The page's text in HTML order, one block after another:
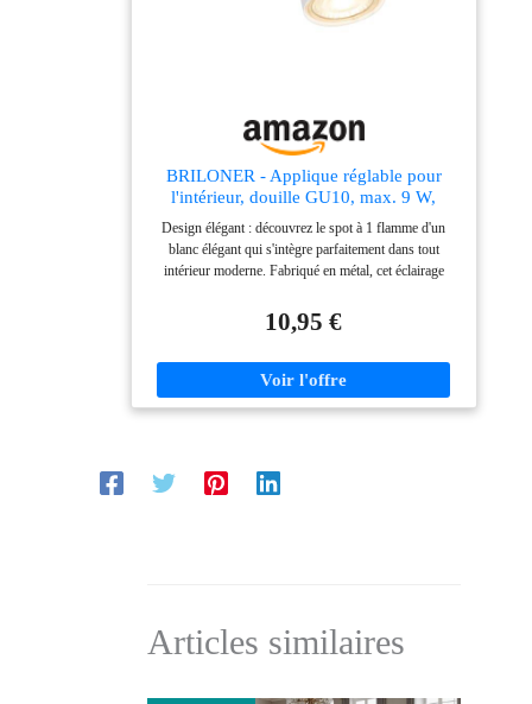
BRILONER - Applique réglable pour
l'intérieur, douille GU10, max. 9 W,
lampe de lecture, lampe de salon, lampe
murale, lampe de cuisine, lampe de
couloir, applique murale, Blanc
Design élégant : découvrez le spot à 1 flamme d'un
blanc élégant qui s'intègre parfaitement dans tout
intérieur moderne. Fabriqué en métal, cet éclairage
avec une douille pour une ampoule LED/GU10 jusqu'à
9W (ampoule non fournie), ce spot mural offre un
pièce. Orientation flexible : grâce à l'éclairage mural
pivotant et orientable, vous pouvez diriger la lumière
d'escalier. Dimensions compactes & sécurité : avec ses
10,95 €
Articles similaires